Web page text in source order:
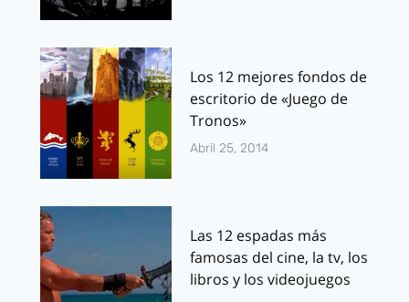
Los 12 mejores fondos de
escritorio de «Juego de
Tronos»
Abril 25, 2014
Las 12 espadas más
famosas del cine, la tv, los
libros y los videojuegos